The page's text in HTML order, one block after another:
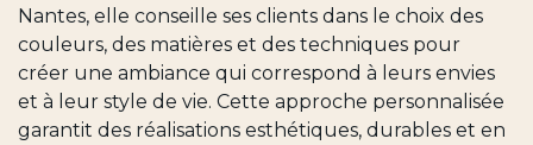
Nantes, elle conseille ses clients dans le choix des
couleurs, des matières et des techniques pour
créer une ambiance qui correspond à leurs envies
et à leur style de vie. Cette approche personnalisée
garantit des réalisations esthétiques, durables et en